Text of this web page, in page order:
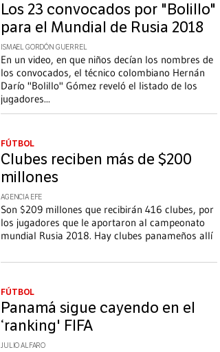
Los 23 convocados por "Bolillo"
para el Mundial de Rusia 2018
ISMAEL GORDÓN GUERREL
En un video, en que niños decían los nombres de
los convocados, el técnico colombiano Hernán
Darío "Bolillo" Gómez reveló el listado de los
jugadores...
FÚTBOL
Clubes reciben más de $200
millones
AGENCIA EFE
Son $209 millones que recibirán 416 clubes, por
los jugadores que le aportaron al campeonato
mundial Rusia 2018. Hay clubes panameños allí
FÚTBOL
Panamá sigue cayendo en el
‘ranking' FIFA
JULIO ALFARO